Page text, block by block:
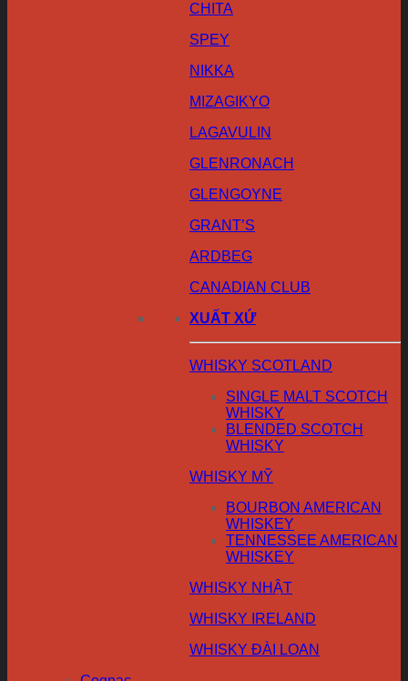
CHITA
SPEY
NIKKA
MIZAGIKYO
LAGAVULIN
GLENRONACH
GLENGOYNE
GRANT’S
ARDBEG
CANADIAN CLUB
XUẤT XỨ
WHISKY SCOTLAND
SINGLE MALT SCOTCH
WHISKY
BLENDED SCOTCH
WHISKY
WHISKY MỸ
BOURBON AMERICAN
WHISKEY
TENNESSEE AMERICAN
WHISKEY
WHISKY NHẬT
WHISKY IRELAND
WHISKY ĐÀI LOAN